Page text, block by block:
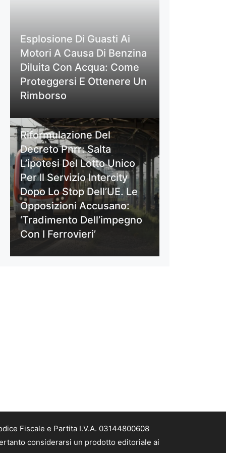
Esplosione Di Guasti Ai
Motori A Causa Di Benzina
Diluita Con Acqua: Come
Proteggersi E Ottenere Un
Rimborso
Riformulazione Del
Decreto Pnrr: Salta
L’ipotesi Del Lotto Unico
Per Il Servizio Intercity
Dopo Lo Stop Dell’UE. Le
Opposizioni Accusano:
‘Tradimento Dell’impegno
Con I Ferrovieri’
Fiscale e Partita I.V.A. 03144800608
considerarsi un prodotto editoriale ai